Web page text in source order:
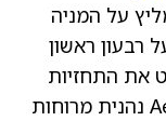
להמליץ על המניה
רבעון ראשון
את התחזיות
לאחר פרסום התוצאות, רואה ב-Aecom נהנית מרוחות